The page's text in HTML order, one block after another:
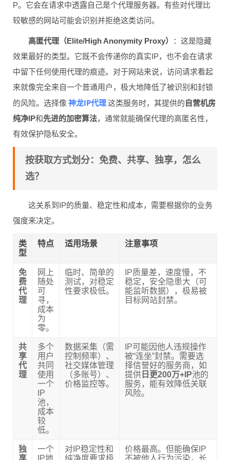
P。它会在请求中透露自己是个代理服务器。有些对代理比
较敏感的网站可能会识别并拒绝这类访问。
高匿代理（Elite/High Anonymity Proxy）
：这是隐藏
效果最好的类型。它既不会传递你的真实IP，也不会在请求
中留下任何使用代理的痕迹。对于网站来说，访问请求看起
来就像完全来自一个普通用户，极大地降低了被识别和封锁
的风险。选择像 神龙IP代理这类服务时，其提供的自营机房
纯净IP和先进的加密算法，通常就能确保代理的高匿名性，
有效保护隐私安全。
按获取方式划分：免费、共享、独享，怎么
选？
这关系到IP的质量、稳定性和成本，需要根据你的业务
强度来决定。
类
型
特点 适用场景 注意事项
免
费
代
理
网上
随处
可
寻，
成本
为
零。
临时、简单的
测试，对稳定
性要求极低。
IP质量差，速度慢，不
稳定，安全隐患大（可
能监听数据），极易被
目标网站封禁。
共
享
代
理
多个
用户
共同
使用
一个
IP
池，
成本
较
低。
数据采集（需
控制频率）、
社交媒体管理
（多账号）、
价格监控等。
IP可能因他人违规操作
被“连坐”封禁。需要选
择信誉好的服务商，如
提供 日更200万+IP池的
服务，能有效降低关联
风险。
独
享
一个
IP地
对IP稳定性和
纯净度要求极
价格最高。但能确保IP
不被他人行为污染，长